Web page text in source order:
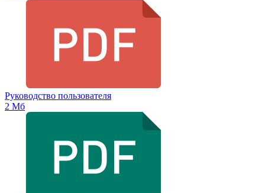
Руководство пользователя
2 Мб